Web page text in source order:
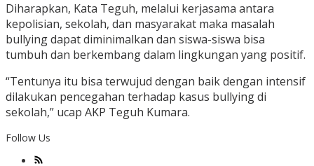
Diharapkan, Kata Teguh, melalui kerjasama antara
kepolisian, sekolah, dan masyarakat maka masalah
bullying dapat diminimalkan dan siswa-siswa bisa
tumbuh dan berkembang dalam lingkungan yang positif.
“Tentunya itu bisa terwujud dengan baik dengan intensif
dilakukan pencegahan terhadap kasus bullying di
sekolah,” ucap AKP Teguh Kumara.
Follow Us